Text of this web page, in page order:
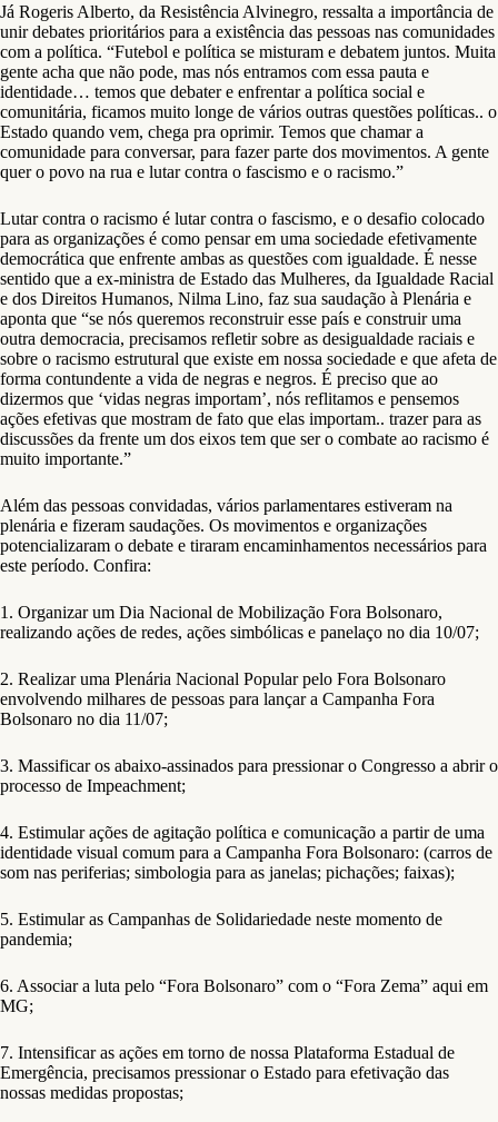
Já Rogeris Alberto, da Resistência Alvinegro, ressalta a importância de
unir debates prioritários para a existência das pessoas nas comunidades
com a política. “Futebol e política se misturam e debatem juntos. Muita
gente acha que não pode, mas nós entramos com essa pauta e
identidade… temos que debater e enfrentar a política social e
comunitária, ficamos muito longe de vários outras questões políticas.. o
Estado quando vem, chega pra oprimir. Temos que chamar a
comunidade para conversar, para fazer parte dos movimentos. A gente
quer o povo na rua e lutar contra o fascismo e o racismo.”
Lutar contra o racismo é lutar contra o fascismo, e o desafio colocado
para as organizações é como pensar em uma sociedade efetivamente
democrática que enfrente ambas as questões com igualdade. É nesse
sentido que a ex-ministra de Estado das Mulheres, da Igualdade Racial
e dos Direitos Humanos, Nilma Lino, faz sua saudação à Plenária e
aponta que “se nós queremos reconstruir esse país e construir uma
outra democracia, precisamos refletir sobre as desigualdade raciais e
sobre o racismo estrutural que existe em nossa sociedade e que afeta de
forma contundente a vida de negras e negros. É preciso que ao
dizermos que ‘vidas negras importam’, nós reflitamos e pensemos
ações efetivas que mostram de fato que elas importam.. trazer para as
discussões da frente um dos eixos tem que ser o combate ao racismo é
muito importante.”
Além das pessoas convidadas, vários parlamentares estiveram na
plenária e fizeram saudações. Os movimentos e organizações
potencializaram o debate e tiraram encaminhamentos necessários para
este período. Confira:
1. Organizar um Dia Nacional de Mobilização Fora Bolsonaro,
realizando ações de redes, ações simbólicas e panelaço no dia 10/07;
2. Realizar uma Plenária Nacional Popular pelo Fora Bolsonaro
envolvendo milhares de pessoas para lançar a Campanha Fora
Bolsonaro no dia 11/07;
3. Massificar os abaixo-assinados para pressionar o Congresso a abrir o
processo de Impeachment;
4. Estimular ações de agitação política e comunicação a partir de uma
identidade visual comum para a Campanha Fora Bolsonaro: (carros de
som nas periferias; simbologia para as janelas; pichações; faixas);
5. Estimular as Campanhas de Solidariedade neste momento de
pandemia;
6. Associar a luta pelo “Fora Bolsonaro” com o “Fora Zema” aqui em
MG;
7. Intensificar as ações em torno de nossa Plataforma Estadual de
Emergência, precisamos pressionar o Estado para efetivação das
nossas medidas propostas;